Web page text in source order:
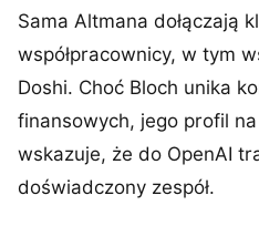
Sama Altmana dołączają
współpracownicy, w tym
Doshi. Choć Bloch unika
finansowych, jego profil
wskazuje, że do OpenAI
doświadczony zespół.